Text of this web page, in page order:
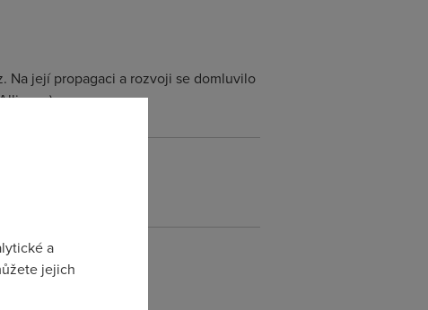
Na její propagaci a rozvoji se domluvilo
a
jejich